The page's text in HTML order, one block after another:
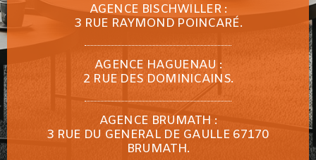
AGENCE BISCHWILLER :
3 RUE RAYMOND POINCARÉ.
AGENCE HAGUENAU :
2 RUE DES DOMINICAINS.
AGENCE BRUMATH :
3 RUE DU GENERAL DE GAULLE 67170
BRUMATH.